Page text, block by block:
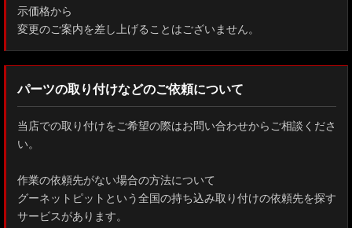
示価格から
変更のご案内を差し上げることはございません。
パーツの取り付けなどのご依頼について
当店での取り付けをご希望の際はお問い合わせからご相談くださ
い。
作業の依頼先がない場合の方法について
グーネットピットという全国の持ち込み取り付けの依頼先を探す
サービスがあります。